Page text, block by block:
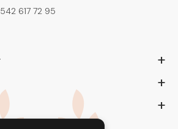
617 72 95
+
+
+